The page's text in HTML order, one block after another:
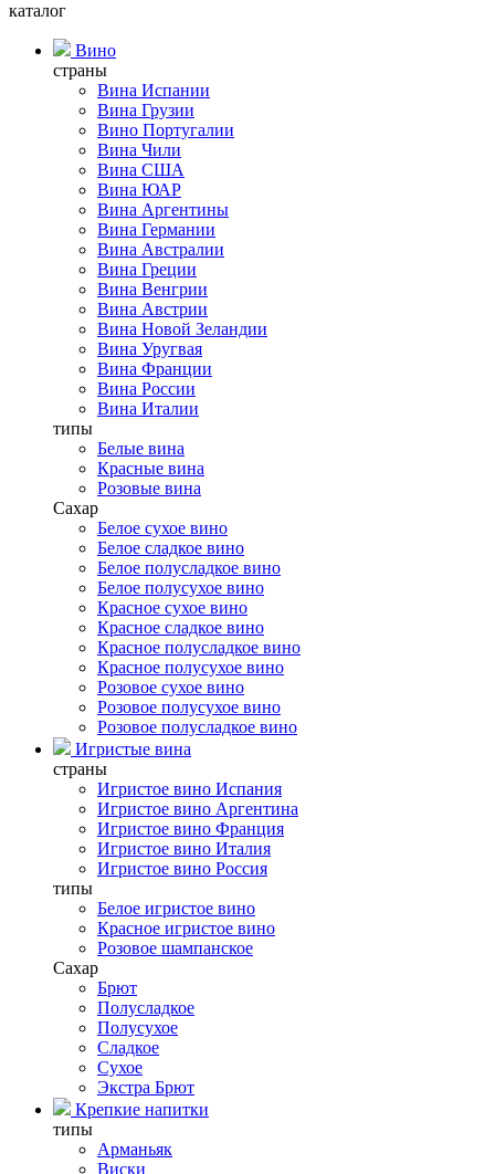
каталог
Вино
страны
Вина Испании
Вина Грузии
Вино Португалии
Вина Чили
Вина США
Вина ЮАР
Вина Аргентины
Вина Германии
Вина Австралии
Вина Греции
Вина Венгрии
Вина Австрии
Вина Новой Зеландии
Вина Уругвая
Вина Франции
Вина России
Вина Италии
типы
Белые вина
Красные вина
Розовые вина
Сахар
Белое сухое вино
Белое сладкое вино
Белое полусладкое вино
Белое полусухое вино
Красное сухое вино
Красное сладкое вино
Красное полусладкое вино
Красное полусухое вино
Розовое сухое вино
Розовое полусухое вино
Розовое полусладкое вино
Игристые вина
страны
Игристое вино Испания
Игристое вино Аргентина
Игристое вино Франция
Игристое вино Италия
Игристое вино Россия
типы
Белое игристое вино
Красное игристое вино
Розовое шампанское
Сахар
Брют
Полусладкое
Полусухое
Сладкое
Сухое
Экстра Брют
Крепкие напитки
типы
Арманьяк
Виски